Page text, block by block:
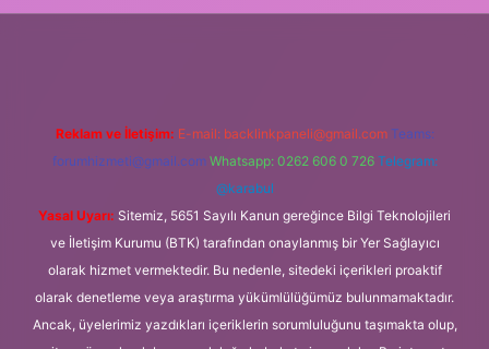
Reklam ve İletişim: E-mail: backlinkpaneli@gmail.com Teams:
forumhizmeti@gmail.com Whatsapp: 0262 606 0 726 Telegram:
@karabul
Yasal Uyarı: Sitemiz, 5651 Sayılı Kanun gereğince Bilgi Teknolojileri
ve İletişim Kurumu (BTK) tarafından onaylanmış bir Yer Sağlayıcı
olarak hizmet vermektedir. Bu nedenle, sitedeki içerikleri proaktif
olarak denetleme veya araştırma yükümlülüğümüz bulunmamaktadır.
Ancak, üyelerimiz yazdıkları içeriklerin sorumluluğunu taşımakta olup,